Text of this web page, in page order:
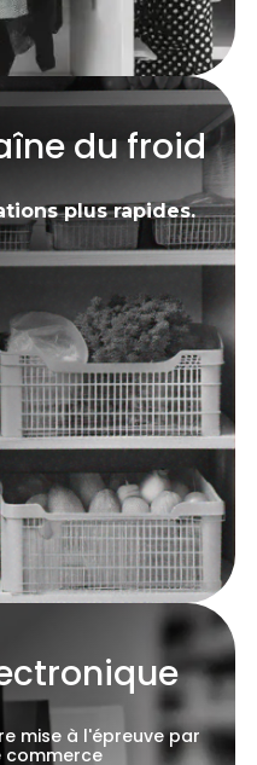
du froid
plus rapides.
mise à l'épreuve par
commerce